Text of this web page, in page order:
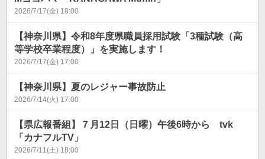
2026/7/17(金) 18:00
【神奈川県】令和8年度県職員採用試験「3種試験（高
等学校卒業程度）」を実施します！
2026/7/17(金) 17:00
【神奈川県】夏のレジャー事故防止
2026/7/14(火) 17:00
【県広報番組】７月12日（日曜）午後6時から tvk
「カナフルTV」
2026/7/11(土) 18:00